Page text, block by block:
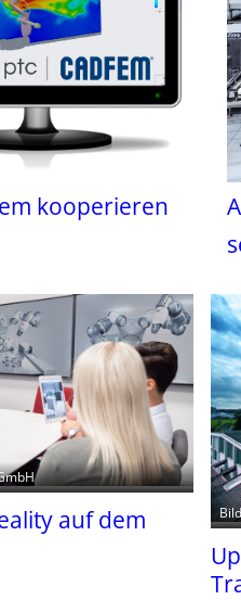
kooperieren
auf dem